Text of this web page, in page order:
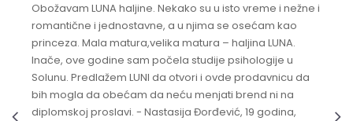
Obožavam LUNA haljine. Nekako su u isto vreme i nežne i
romantične i jednostavne, a u njima se osećam kao
princeza. Mala matura,velika matura – haljina LUNA.
Inače, ove godine sam počela studije psihologije u
Solunu. Predlažem LUNI da otvori i ovde prodavnicu da
bih mogla da obećam da neću menjati brend ni na
diplomskoj proslavi. - Nastasija Đorđević, 19 godina,